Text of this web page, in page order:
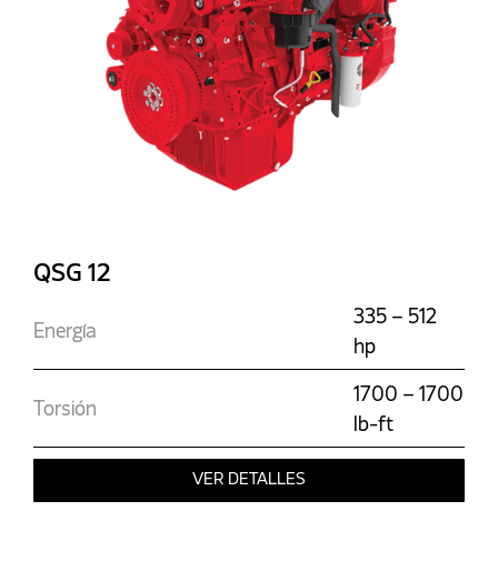
QSG 12
Energía
335 – 512
hp
Torsión
1700 – 1700
lb-ft
VER DETALLES